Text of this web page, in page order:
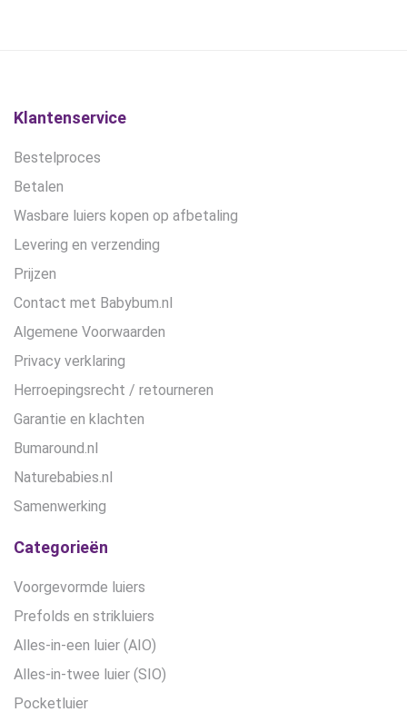
productpagina
Klantenservice
Bestelproces
Betalen
Wasbare luiers kopen op afbetaling
Levering en verzending
Prijzen
Contact met Babybum.nl
Algemene Voorwaarden
Privacy verklaring
Herroepingsrecht / retourneren
Garantie en klachten
Bumaround.nl
Naturebabies.nl
Samenwerking
Categorieën
Voorgevormde luiers
Prefolds en strikluiers
Alles-in-een luier (AIO)
Alles-in-twee luier (SIO)
Pocketluier